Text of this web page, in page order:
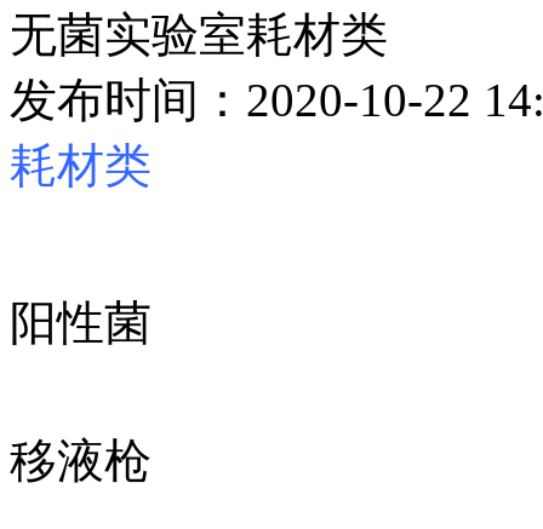
无菌实验室耗材类
发布时间：2020-10-22
耗材类
阳性菌
移液枪